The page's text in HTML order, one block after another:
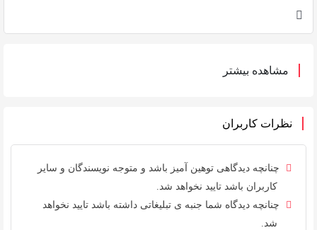
مشاهده بیشتر
نظرات کاربران
چنانچه دیدگاهی توهین آمیز باشد و متوجه نویسندگان و سایر
کاربران باشد تایید نخواهد شد.
چنانچه دیدگاه شما جنبه ی تبلیغاتی داشته باشد تایید نخواهد
شد.